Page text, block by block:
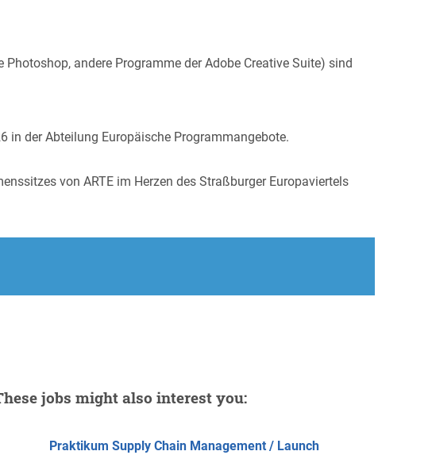
andere Programme der Adobe Creative Suite) sind
in der Abteilung Europäische Programmangebote.
von ARTE im Herzen des Straßburger Europaviertels
jobs might also interest you:
Praktikum Supply Chain Management / Launch